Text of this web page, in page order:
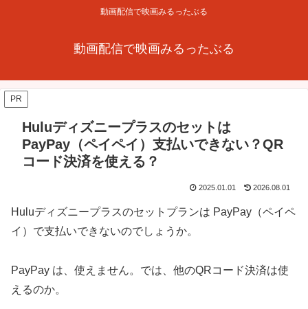
動画配信で映画みるったぶる
動画配信で映画みるったぶる
PR
Huluディズニープラスのセットは
PayPay（ペイペイ）支払いできない？QR
コード決済を使える？
2025.01.01 2026.08.01
Huluディズニープラスのセットプランは PayPay（ペイペ
イ）で支払いできないのでしょうか。
PayPay は、使えません。では、他のQRコード決済は使
えるのか。